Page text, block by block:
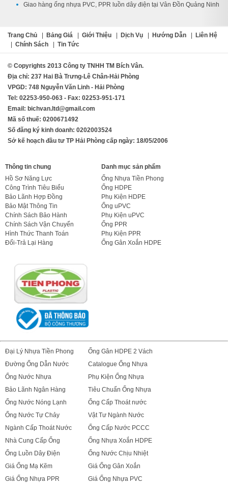
Giao hàng ống nhựa PVC, PPR luồn dây điện tại Vân Đồn Quảng Ninh
Trang Chủ | Bảng Giá | Giới Thiệu | Dịch Vụ | Hướng Dẫn | Liên Hệ
| Chính Sách | Tin Tức
© Copyrights 2013 Công ty TNHH TM Bích Vân.
Địa chỉ: 237 Hai Bà Trưng-Lê Chân-Hải Phòng
VPGD: 748 Nguyễn Văn Linh - Hải Phòng
Tel: 02253-950-063 - Fax: 02253-951-171
Email: bichvan.ltd@gmail.com
Mã số thuế: 0200671492
Số đăng ký kinh doanh: 0202003524
Sở kế hoạch đầu tư TP Hải Phòng cấp ngày: 18/05/2006
Thông tin chung
Hồ Sơ Năng Lực
Công Trình Tiêu Biểu
Bảo Lãnh Hợp Đồng
Bảo Mật Thông Tin
Chính Sách Bảo Hành
Chính Sách Vận Chuyển
Hình Thức Thanh Toán
Đổi-Trả Lại Hàng
Danh mục sản phẩm
Ống Nhựa Tiền Phong
Ống HDPE
Phụ Kiện HDPE
Ống uPVC
Phụ Kiện uPVC
Ống PPR
Phụ Kiện PPR
Ống Gân Xoắn HDPE
Đại Lý Nhựa Tiền Phong
Ống Gân HDPE 2 Vách
Đường Ống Dẫn Nước
Catalogue Ống Nhựa
Ống Nước Nhựa
Phụ Kiện Ống Nhựa
Bảo Lãnh Ngân Hàng
Tiêu Chuẩn Ống Nhựa
Ống Nước Nóng Lạnh
Ống Cấp Thoát nước
Ống Nước Tự Chảy
Vật Tư Ngành Nước
Ngành Cấp Thoát Nước
Ống Cấp Nước PCCC
Nhà Cung Cấp Ống
Ống Nhựa Xoắn HDPE
Ống Luồn Dây Điện
Ống Nước Chịu Nhiệt
Giá Ống Mạ Kẽm
Giá Ống Gân Xoắn
Giá Ống Nhựa PPR
Giá Ống Nhựa PVC